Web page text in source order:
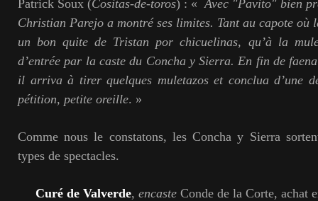
Patrick Soux (Cositas-de-toros) : « Avec "Pavito" bien
Christian Parejo a montré ses limites. Tant au capote où
un bon quite de Tristan por chicuelinas, qu’à la
d’entrée par la caste du Concha y Sierra. En fin de
il arriva à tirer quelques muletazos et conclua d’une
pétition, petite oreille. »
Comme nous le constatons, les Concha y Sierra
types de spectacles.
Curé de Valverde, encaste Conde de la Corte, achat